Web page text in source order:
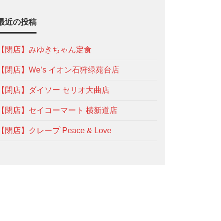
近の投稿
閉店】みゆきちゃん定食
閉店】We’s イオン石狩緑苑台店
閉店】ダイソー セリオ大曲店
閉店】セイコーマート 横新道店
閉店】クレープ Peace & Love